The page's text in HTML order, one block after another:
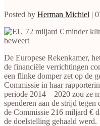
Posted by Herman Michiel |
De Europese Rekenkamer,
de financiële verrichtingen
een flinke domper zet op de
Commissie in haar
periode 2014 – 2020 zou ze
spenderen aan de strijd
de Commissie 216 miljard €
de doelstelling gehaald werd.